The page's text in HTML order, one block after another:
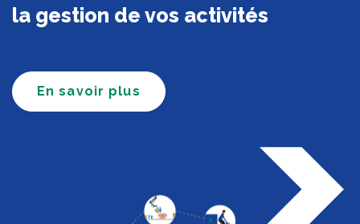
la gestion de vos activités
En savoir plus